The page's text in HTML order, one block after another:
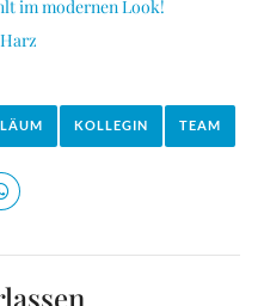
im modernen Look!
KOLLEGIN TEAM